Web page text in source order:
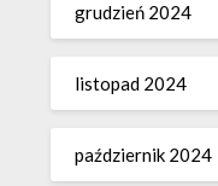
grudzień 2024
listopad 2024
październik 2024